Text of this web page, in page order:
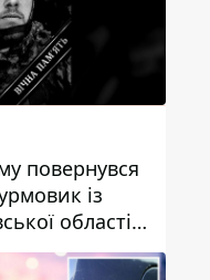
повернувся
із
області